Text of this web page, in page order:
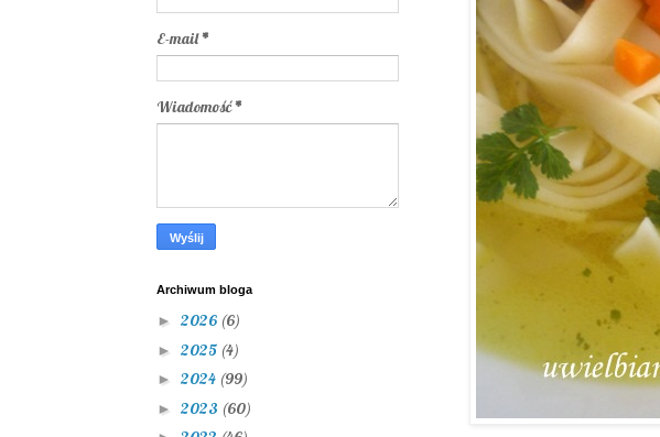
E-mail*
Wiadomość*
Archiwum bloga
► 2026 (6)
► 2025 (4)
► 2024 (99)
► 2023 (60)